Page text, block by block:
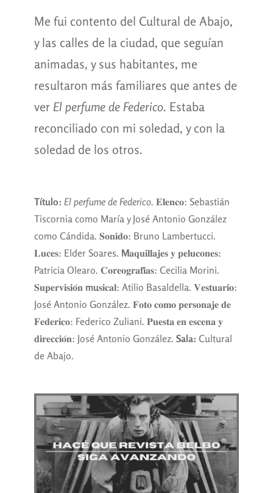
Me fui contento del Cultural de Abajo,
y las calles de la ciudad, que seguían
animadas, y sus habitantes, me
resultaron más familiares que antes de
ver El perfume de Federico. Estaba
reconciliado con mi soledad, y con la
soledad de los otros.
Título: El perfume de Federico. 𝐄𝐥𝐞𝐧𝐜𝐨: Sebastián
Tiscornia como María y José Antonio González
como Cándida. 𝐒𝐨𝐧𝐢𝐝𝐨: Bruno Lambertucci.
𝐋𝐮𝐜𝐞𝐬: Elder Soares. M𝐚𝐪𝐮𝐢𝐥𝐥𝐚𝐣𝐞𝐬 𝐲 𝐩𝐞𝐥𝐮𝐜𝐨𝐧𝐞𝐬:
Patricia Olearo. 𝐂𝐨𝐫𝐞𝐨𝐠𝐫𝐚𝐟𝐢̄𝐚𝐬: Cecilia Morini.
𝐒𝐮𝐩𝐞𝐫𝐯𝐢𝐬𝐢𝐨́𝐧 mu𝐬𝐢𝐜𝐚𝐥: Atilio Basaldella. 𝐕𝐞𝐬𝐭𝐮𝐚𝐫𝐢𝐨:
José Antonio González. 𝐅𝐨𝐭𝐨 𝐜𝐨𝐦𝐨 𝐩𝐞𝐫𝐬𝐨𝐧𝐚𝐣𝐞 𝐝𝐞
𝐅𝐞𝐝𝐞𝐫𝐢𝐜𝐨: Federico Zuliani. 𝐏𝐮𝐞𝐬𝐭𝐚 𝐞𝐧 𝐞𝐬𝐜𝐞𝐧𝐚 𝐲
𝐝𝐢𝐫𝐞𝐜𝐜𝐢𝐨́𝐧: José Antonio González. Sala: Cultural
de Abajo.